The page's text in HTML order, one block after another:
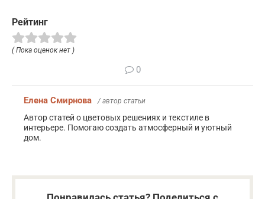
Рейтинг
( Пока оценок нет )
0
Елена Смирнова / автор статьи
Автор статей о цветовых решениях и текстиле в
интерьере. Помогаю создать атмосферный и уютный
дом.